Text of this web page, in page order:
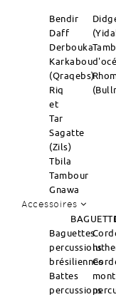
Bendir
Daff
Derbouka
Karkabou
(Qraqebs)
Riq
et
Tar
Sagatte
(Zils)
Tbila
Tambour
Gnawa
Accessoires
Baguettes
percussions
brésiliennes
Battes
percussions